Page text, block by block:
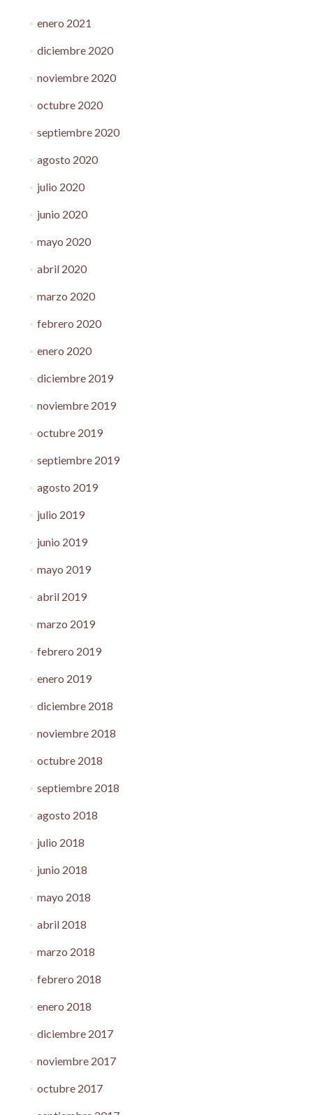
enero 2021
diciembre 2020
noviembre 2020
octubre 2020
septiembre 2020
agosto 2020
julio 2020
junio 2020
mayo 2020
abril 2020
marzo 2020
febrero 2020
enero 2020
diciembre 2019
noviembre 2019
octubre 2019
septiembre 2019
agosto 2019
julio 2019
junio 2019
mayo 2019
abril 2019
marzo 2019
febrero 2019
enero 2019
diciembre 2018
noviembre 2018
octubre 2018
septiembre 2018
agosto 2018
julio 2018
junio 2018
mayo 2018
abril 2018
marzo 2018
febrero 2018
enero 2018
diciembre 2017
noviembre 2017
octubre 2017